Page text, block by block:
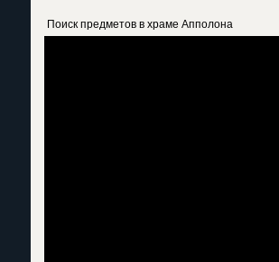
Поиск предметов в храме Апполона